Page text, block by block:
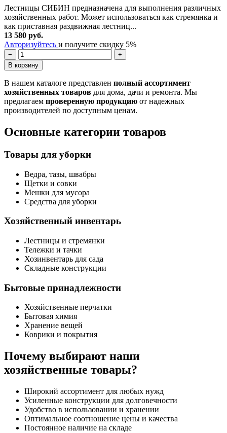
Лестницы СИБИН предназначена для выполнения различных
хозяйственных работ. Может использоваться как стремянка и
как приставная раздвижная лестниц...
13 580 руб.
Авторизуйтесь и получите скидку 5%
−
+
В корзину
В нашем каталоге представлен полный ассортимент
хозяйственных товаров для дома, дачи и ремонта. Мы
предлагаем проверенную продукцию от надежных
производителей по доступным ценам.
Основные категории товаров
Товары для уборки
Ведра, тазы, швабры
Щетки и совки
Мешки для мусора
Средства для уборки
Хозяйственный инвентарь
Лестницы и стремянки
Тележки и тачки
Хозинвентарь для сада
Складные конструкции
Бытовые принадлежности
Хозяйственные перчатки
Бытовая химия
Хранение вещей
Коврики и покрытия
Почему выбирают наши
хозяйственные товары?
Широкий ассортимент для любых нужд
Усиленные конструкции для долговечности
Удобство в использовании и хранении
Оптимальное соотношение цены и качества
Постоянное наличие на складе